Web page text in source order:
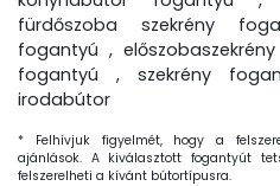
fürdőszoba szekrény
fogantyú ,
fogantyú , szekrény
irodabútor
* Felhívjuk figyelmét, hogy a
ajánlások. A kiválasztott fogantyút
felszerelheti a kívánt bútortípusra.